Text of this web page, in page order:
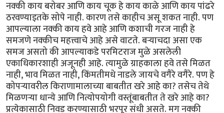
नक्की काय बरोबर आणि काय चूक हे काय काळे आणि काय पांढरे
ठरवण्याइतके सोपे नाही. कारण तसे काहीच असू शकत नाही. पण
आपल्याला नक्की काय हवे आहे आणि कशाची गरज नाही हे
समजणे नक्कीच महत्त्वाचे आहे असे वाटते. बर्‍याचदा असा एक
समज असतो की आपल्याकडे परमिटराज मुळे असलेली
एकाधिकारशाही अजूनही आहे. त्यामुळे ग्राहकाला हवे तसे मिळत
नाही, भाव मिळत नाही, किंमतीमधे नाडले जायचे वगैरे वगैरे. पण हे
कोपर्‍यावरील किराणामालाच्या बाबतीत खरे आहे का? तसेच तेथे
मिळणर्‍या धान्ये आणि नित्योपयोगी वस्तूंबाबतीत ते खरे आहे का?
प्रत्येकासाठी निवड करण्यासाठी भरपूर संधी असते. मग नक्की